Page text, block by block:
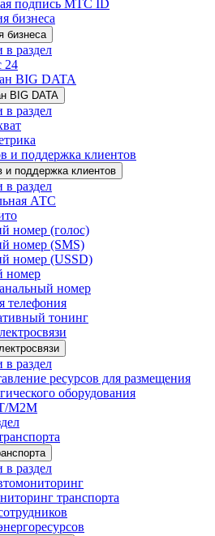
подпись МТС ID
бизнеса
бизнеса
в раздел
24
BIG DATA
BIG DATA
в раздел
и поддержка клиентов
и поддержка клиентов
в раздел
АТС
номер (голос)
номер (SMS)
номер (USSD)
номер
номер
телефония
тонинг
в раздел
ресурсов для размещения
оборудования
M2M
в раздел
транспорта